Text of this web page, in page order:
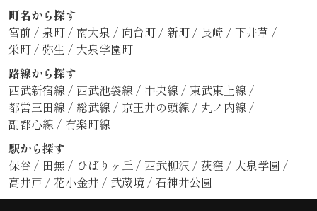
町名から探す
宮前 / 泉町 / 南大泉 / 向台町 / 新町 / 長崎 / 下井草 /
栄町 / 弥生 / 大泉学園町
路線から探す
西武新宿線 / 西武池袋線 / 中央線 / 東武東上線 /
都営三田線 / 総武線 / 京王井の頭線 / 丸ノ内線 /
副都心線 / 有楽町線
駅から探す
保谷 / 田無 / ひばりヶ丘 / 西武柳沢 / 荻窪 / 大泉学園 /
高井戸 / 花小金井 / 武蔵境 / 石神井公園